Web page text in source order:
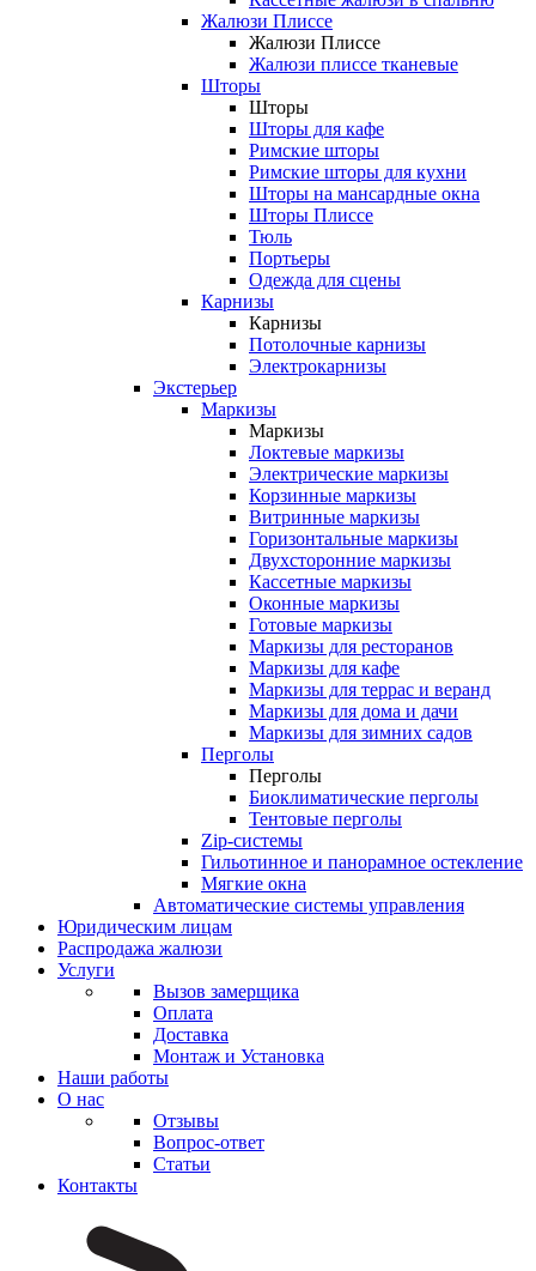
Жалюзи Плиссе
Жалюзи Плиссе
Жалюзи плиссе тканевые
Шторы
Шторы
Шторы для кафе
Римские шторы
Римские шторы для кухни
Шторы на мансардные окна
Шторы Плиссе
Тюль
Портьеры
Одежда для сцены
Карнизы
Карнизы
Потолочные карнизы
Электрокарнизы
Экстерьер
Маркизы
Маркизы
Локтевые маркизы
Электрические маркизы
Корзинные маркизы
Витринные маркизы
Горизонтальные маркизы
Двухсторонние маркизы
Кассетные маркизы
Оконные маркизы
Готовые маркизы
Маркизы для ресторанов
Маркизы для кафе
Маркизы для террас и веранд
Маркизы для дома и дачи
Маркизы для зимних садов
Перголы
Перголы
Биоклиматические перголы
Тентовые перголы
Zip-системы
Гильотинное и панорамное остекление
Мягкие окна
Автоматические системы управления
Юридическим лицам
Распродажа жалюзи
Услуги
Вызов замерщика
Оплата
Доставка
Монтаж и Установка
Наши работы
О нас
Отзывы
Вопрос-ответ
Статьи
Контакты